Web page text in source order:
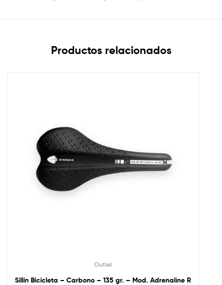
Productos relacionados
Outlet
Sillín Bicicleta – Carbono – 135 gr. – Mod. Adrenaline R